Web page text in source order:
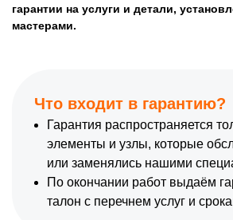
гарантии на услуги и детали,
мастерами.
Что входит в гарантию?
Гарантия распространяется
элементы и узлы, которые
или заменялись нашими
По окончании работ выдаём
талон с перечнем услуг и